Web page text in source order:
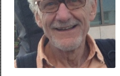
d
e
n
t
a
m